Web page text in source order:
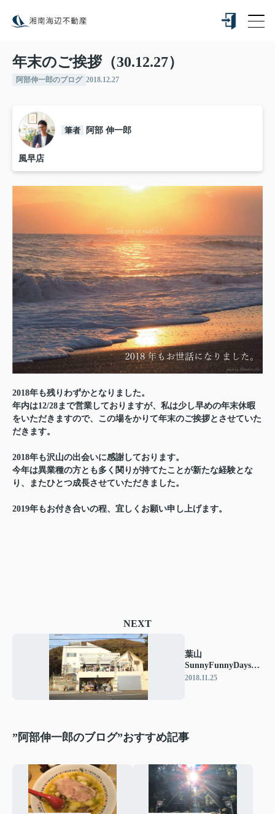
年末のご挨拶（30.12.27）
阿部伸一郎のブログ 2018.12.27
筆者 阿部 伸一郎
風早店
2018年も残りわずかとなりました。
年内は12/28まで営業しておりますが、私は少し早めの年末休暇
をいただきますので、この場をかりて年末のご挨拶とさせていた
だきます。
2018年も沢山の出会いに感謝しております。
今年は異業種の方とも多く関りが持てたことが新たな経験とな
り、またひとつ成長させていただきました。
2019年もお付き合いの程、宜しくお願い申し上げます。
NEXT
葉山
SunnyFunnyDaysの
イベントにお邪魔し
2018.11.25
”阿部伸一郎のブログ”おすすめ記事